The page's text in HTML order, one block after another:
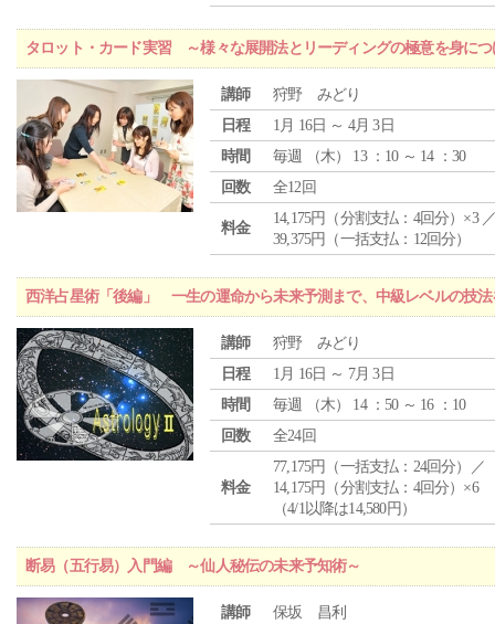
タロット・カード実習 ～様々な展開法とリーディングの極意を身につ
講師
狩野 みどり
日程
1月 16日 ～ 4月 3日
時間
毎週 （木） 13 ：10 ～ 14 ：30
回数
全12回
料金
14,175円（分割支払：4回分）×3
39,375円（一括支払：12回分）
西洋占星術「後編」 一生の運命から未来予測まで、中級レベルの技法
講師
狩野 みどり
日程
1月 16日 ～ 7月 3日
時間
毎週 （木） 14 ：50 ～ 16 ：10
回数
全24回
料金
77,175円（一括支払：24回分）／
14,175円（分割支払：4回分）×6
（4/1以降は14,580円）
断易（五行易）入門編 ～仙人秘伝の未来予知術～
講師
保坂 昌利